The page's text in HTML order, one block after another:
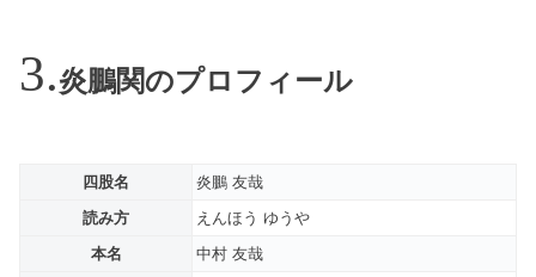
炎鵬関のプロフィール
四股名
炎鵬 友哉
読み方
えんほう ゆうや
本名
中村 友哉